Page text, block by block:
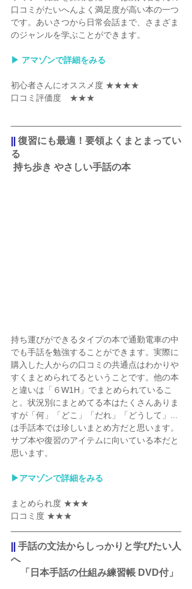
口コミがたいへんよく満足度が高い本の一つ
です。あいさつから日常会話まで、さまざま
のジャンルを学ぶことができます。
▶︎ アマゾンで詳細をみる
初心者さんにオススメ度 ★★★★
口コミ評価度　★★★
復習にも最適！要領よくまとまってい
る
持ち歩き やさしい手話の本
持ち運びができるタイプの本で通勤電車の中
でも手話を勉強することができます。実際に
購入した人からの口コミの共通点はわかりや
すくまとめられてるということです。他の本
と違いは「６W1H」でまとめられているこ
と。状況別にまとめてる本はたくさんありま
すが「何」「どこ」「だれ」「どうして」...
は手話本では珍しいまとめ方だと思います。
サブ本や復習のアイテムに向いている本だと
思います。
▶︎アマゾンで詳細をみる
まとめられ度 ★★★
口コミ度 ★★★
手話の文法からしっかりと学びたい人
へ
「日本手話の仕組み練習帳 DVD付」